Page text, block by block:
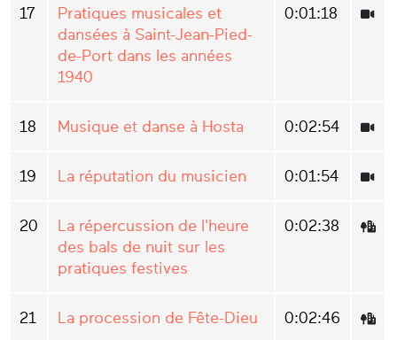
17
Pratiques musicales et
dansées à Saint-Jean-Pied-
de-Port dans les années
1940
0:01:18
18 Musique et danse à Hosta 0:02:54
19 La réputation du musicien 0:01:54
20
La répercussion de l'heure
des bals de nuit sur les
pratiques festives
0:02:38
21 La procession de Fête-Dieu 0:02:46